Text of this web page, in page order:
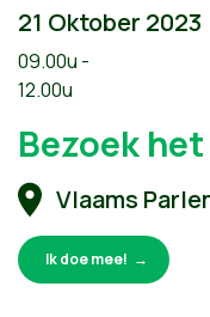
21 Oktober 2023
09.00u -
12.00u
Bezoek
Vlaams
Ik doe mee!